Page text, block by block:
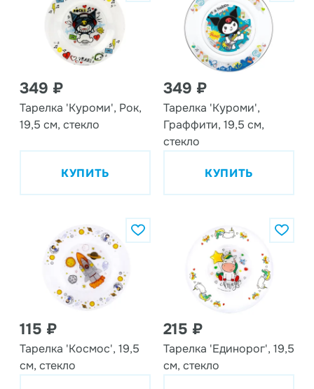
349 ₽
Тарелка 'Куроми', Рок,
19,5 см, стекло
КУПИТЬ
349 ₽
Тарелка 'Куроми',
Граффити, 19,5 см,
стекло
КУПИТЬ
115 ₽
Тарелка 'Космос', 19,5
см, стекло
215 ₽
Тарелка 'Единорог', 19,5
см, стекло